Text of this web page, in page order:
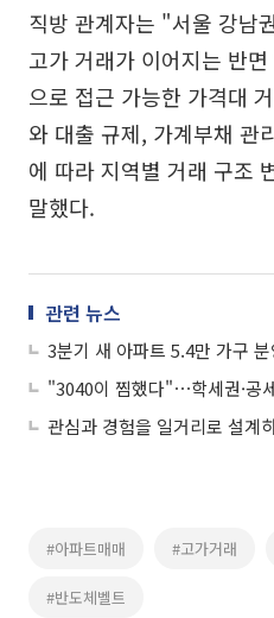
직방 관계자는 "서울 강남
고가 거래가 이어지는 반
으로 접근 가능한 가격대
와 대출 규제, 가계부채 관
에 따라 지역별 거래 구조
말했다.
관련 뉴스
관심과 경험을 일거리로 설계
#아파트매매 #고가거래
#반도체벨트